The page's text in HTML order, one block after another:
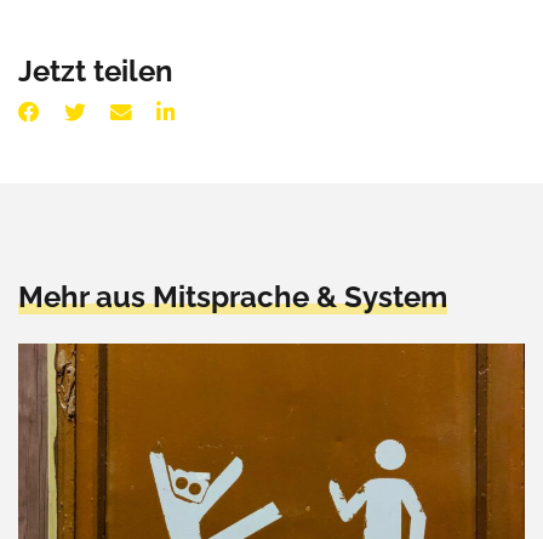
Jetzt teilen
Mehr aus Mitsprache & System